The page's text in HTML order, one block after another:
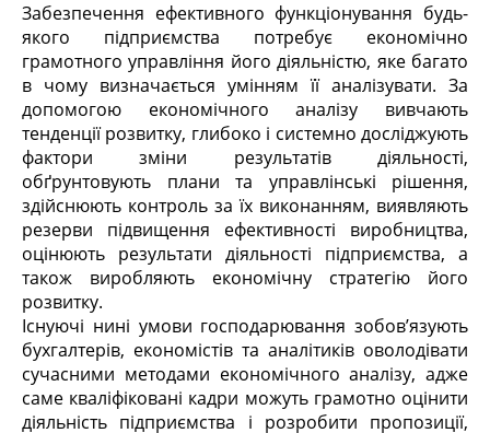
Забезпечення ефективного функціонування будь-
якого підприємства потребує економічно
грамотного управління його діяльністю, яке багато
в чому визначається умінням її аналізувати. За
допомогою економічного аналізу вивчають
тенденції розвитку, глибоко і системно досліджують
фактори зміни результатів діяльності,
обґрунтовують плани та управлінські рішення,
здійснюють контроль за їх виконанням, виявляють
резерви підвищення ефективності виробництва,
оцінюють результати діяльності підприємства, а
також виробляють економічну стратегію його
розвитку.
Існуючі нині умови господарювання зобов’язують
бухгалтерів, економістів та аналітиків оволодівати
сучасними методами економічного аналізу, адже
саме кваліфіковані кадри можуть грамотно оцінити
діяльність підприємства і розробити пропозиції,